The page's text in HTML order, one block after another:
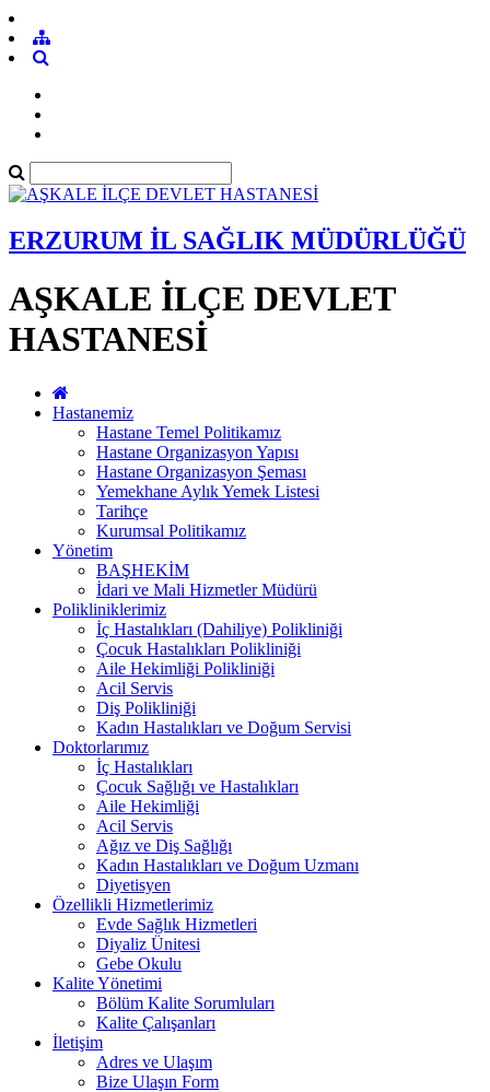
ERZURUM İL SAĞLIK MÜDÜRLÜĞÜ
AŞKALE İLÇE DEVLET
HASTANESİ
Hastanemiz
Hastane Temel Politikamız
Hastane Organizasyon Yapısı
Hastane Organizasyon Şeması
Yemekhane Aylık Yemek Listesi
Tarihçe
Kurumsal Politikamız
Yönetim
BAŞHEKİM
İdari ve Mali Hizmetler Müdürü
Polikliniklerimiz
İç Hastalıkları (Dahiliye) Polikliniği
Çocuk Hastalıkları Polikliniği
Aile Hekimliği Polikliniği
Acil Servis
Diş Polikliniği
Kadın Hastalıkları ve Doğum Servisi
Doktorlarımız
İç Hastalıkları
Çocuk Sağlığı ve Hastalıkları
Aile Hekimliği
Acil Servis
Ağız ve Diş Sağlığı
Kadın Hastalıkları ve Doğum Uzmanı
Diyetisyen
Özellikli Hizmetlerimiz
Evde Sağlık Hizmetleri
Diyaliz Ünitesi
Gebe Okulu
Kalite Yönetimi
Bölüm Kalite Sorumluları
Kalite Çalışanları
İletişim
Adres ve Ulaşım
Bize Ulaşın Form